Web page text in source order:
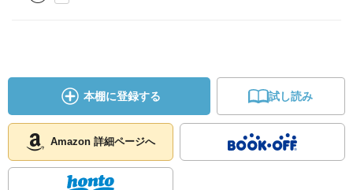
本棚に登録する 試し読み
Amazon 詳細ページへ